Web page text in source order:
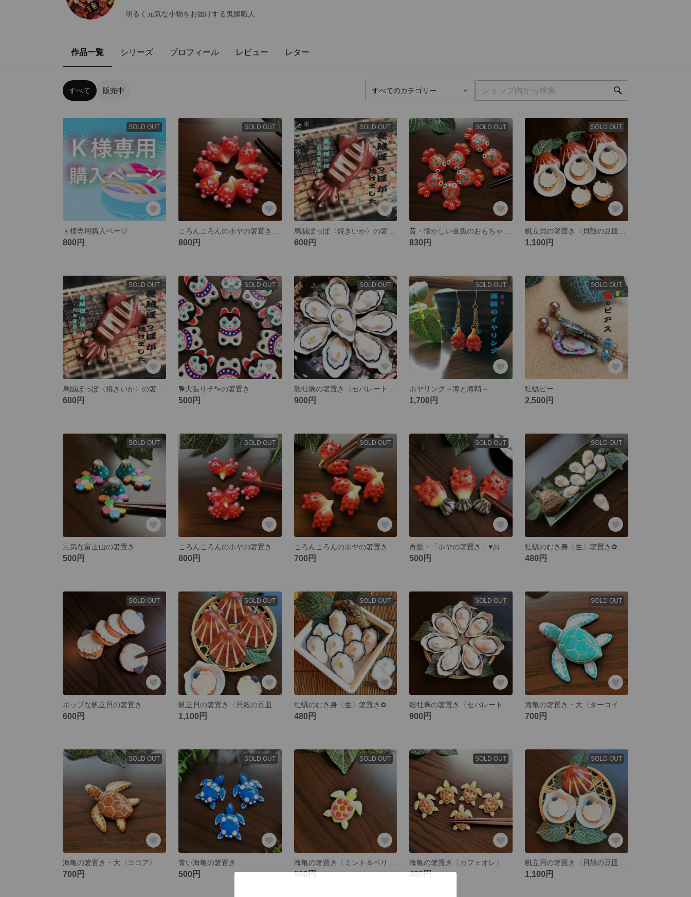
明るく元気な小物をお届けする鬼嫁職人
作品一覧 シリーズ プロフィール レビュー レター
すべて 販売中
SOLD OUT
ｋ様専用購入ページ
800円
SOLD OUT
800円
SOLD OUT
烏賊ぽっぽ〈焼きいか〉の箸置き✿おもしろグッズ
600円
SOLD OUT
830円
SOLD OUT
1,100円
SOLD OUT
600円
SOLD OUT
🐕犬張り子🐾の箸置き
500円
SOLD OUT
900円
SOLD OUT
ホヤリング～海と海鞘～
1,700円
SOLD OUT
牡蠣ピー
2,500円
SOLD OUT
元気な富士山の箸置き
500円
SOLD OUT
800円
SOLD OUT
700円
SOLD OUT
500円
SOLD OUT
480円
SOLD OUT
ポップな帆立貝の箸置き
600円
SOLD OUT
1,100円
SOLD OUT
480円
SOLD OUT
900円
SOLD OUT
700円
SOLD OUT
海亀の箸置き・大〈ココア〉
700円
SOLD OUT
青い海亀の箸置き
500円
SOLD OUT
500円
SOLD OUT
海亀の箸置き〔カフェオレ〕
480円
SOLD OUT
1,100円